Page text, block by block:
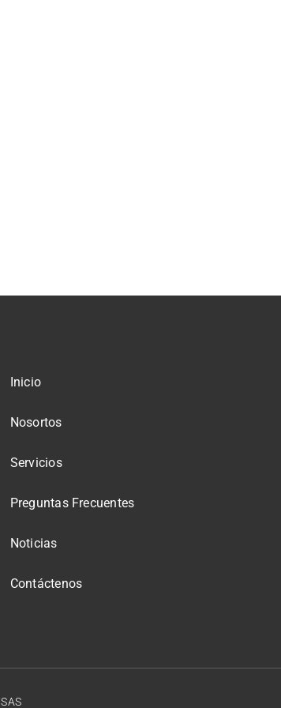
Inicio
Nosortos
Servicios
Preguntas Frecuentes
Noticias
Contáctenos